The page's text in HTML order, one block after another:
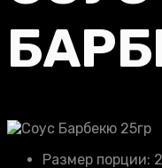
Размер порции: